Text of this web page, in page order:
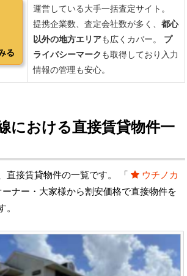
における直接賃貸物件一
直接賃貸物件の一覧です。 「
ウチノカ
ーナー・大家様から割安価格で直接物件を